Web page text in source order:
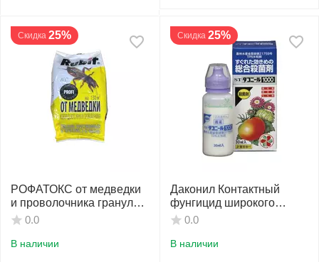
Скидка 25%
РОФАТОКС от медведки
и проволочника гранулы
0.0
В наличии
Скидка 25%
Даконил Контактный
фунгицид широкого
спектра действия Япония
0.0
В наличии